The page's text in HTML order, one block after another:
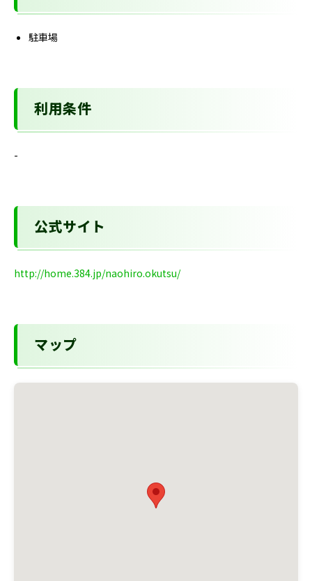
駐車場
利用条件
-
公式サイト
http://home.384.jp/naohiro.okutsu/
マップ